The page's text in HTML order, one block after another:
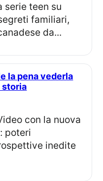
familiari,
da...
storia
poteri
inedite